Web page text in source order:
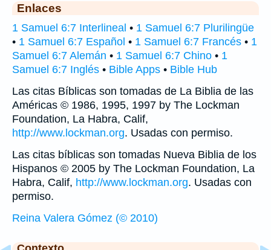
Enlaces
1 Samuel 6:7 Interlineal • 1 Samuel 6:7 Plurilingüe
• 1 Samuel 6:7 Español • 1 Samuel 6:7 Francés • 1
Samuel 6:7 Alemán • 1 Samuel 6:7 Chino • 1
Samuel 6:7 Inglés • Bible Apps • Bible Hub
Las citas Bíblicas son tomadas de La Biblia de las
Américas © 1986, 1995, 1997 by The Lockman
Foundation, La Habra, Calif,
http://www.lockman.org. Usadas con permiso.
Las citas bíblicas son tomadas Nueva Biblia de los
Hispanos © 2005 by The Lockman Foundation, La
Habra, Calif, http://www.lockman.org. Usadas con
permiso.
Reina Valera Gómez (© 2010)